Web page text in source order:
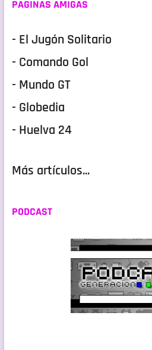
PÁGINAS AMIGAS
- El Jugón Solitario
- Comando Gol
- Mundo GT
- Globedia
- Huelva 24
Más artículos...
PODCAST